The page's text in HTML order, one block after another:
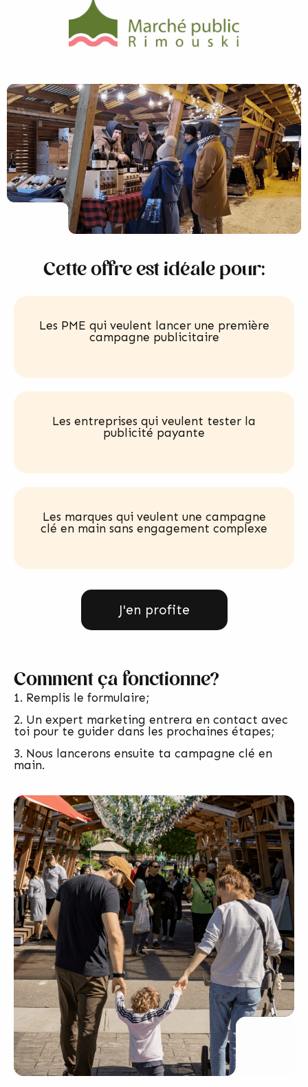
Cette offre est idéale pour:
Les PME qui veulent lancer une première
campagne publicitaire
Les entreprises qui veulent tester la
publicité payante
Les marques qui veulent une campagne
clé en main sans engagement complexe
J'en profite
Comment ça fonctionne?
1. Remplis le formulaire;
2. Un expert marketing entrera en contact avec
toi pour te guider dans les prochaines étapes;
3. Nous lancerons ensuite ta campagne clé en
main.